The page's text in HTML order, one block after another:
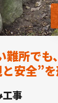
所でも、
安全”
工事